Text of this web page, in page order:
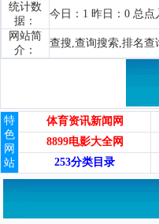
统计数
据：
今日：1 昨日：0 总点
网站简
介：
查搜,查询搜索,排名查
特
色
网
站
体育资讯新闻网
8899电影大全网
253分类目录